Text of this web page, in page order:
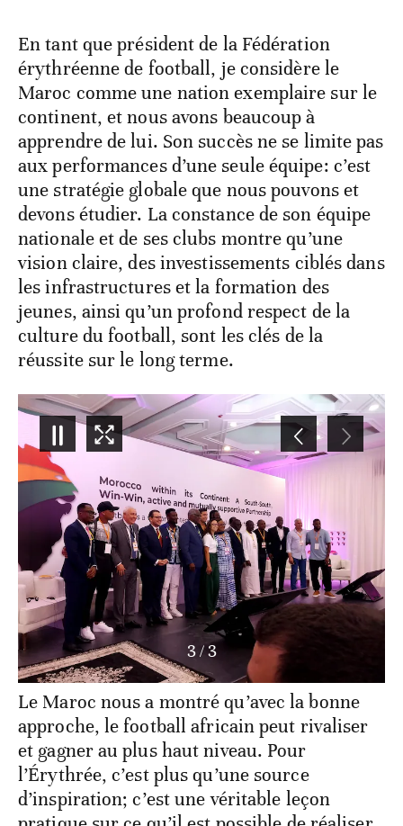
En tant que président de la Fédération
érythréenne de football, je considère le
Maroc comme une nation exemplaire sur le
continent, et nous avons beaucoup à
apprendre de lui. Son succès ne se limite pas
aux performances d’une seule équipe: c’est
une stratégie globale que nous pouvons et
devons étudier. La constance de son équipe
nationale et de ses clubs montre qu’une
vision claire, des investissements ciblés dans
les infrastructures et la formation des
jeunes, ainsi qu’un profond respect de la
culture du football, sont les clés de la
réussite sur le long terme.
1/3
Le Maroc nous a montré qu’avec la bonne
approche, le football africain peut rivaliser
et gagner au plus haut niveau. Pour
l’Érythrée, c’est plus qu’une source